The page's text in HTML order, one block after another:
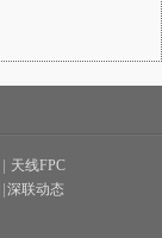
天线FPC
深联动态